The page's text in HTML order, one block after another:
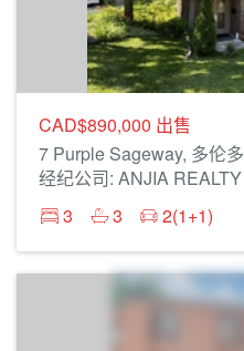
CAD$890,000 出售
7 Purple Sageway, 多伦多
经纪公司: ANJIA REALTY
3
3 2(1+1)